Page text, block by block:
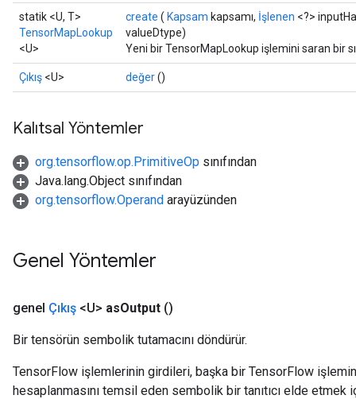
statik <U, T>
TensorMapLookup
<U>
create ( Kapsam kapsamı, İşlenen <?>
valueDtype)
Yeni bir TensorMapLookup işlemini saran bir
Çıkış <U> değer()
Kalıtsal Yöntemler
org.tensorflow.op.PrimitiveOp sınıfından
Java.lang.Object sınıfından
org.tensorflow.Operand arayüzünden
Genel Yöntemler
genel Çıkış <U> asOutput ()
Bir tensörün sembolik tutamacını döndürür.
TensorFlow işlemlerinin girdileri, başka bir TensorFlow
hesaplanmasını temsil eden sembolik bir tanıtıcı elde etmek